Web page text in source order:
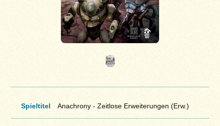
Spieltitel Anachrony - Zeitlose Erweiterungen (Erw.)